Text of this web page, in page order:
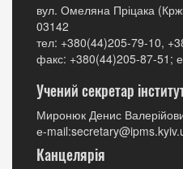
вул. Омеляна Пріцака
03142
тел: +380(44)205-79-10,
факс: +380(44)205-87-51;
Учений секретар
Миронюк Денис
е-
Канцелярія